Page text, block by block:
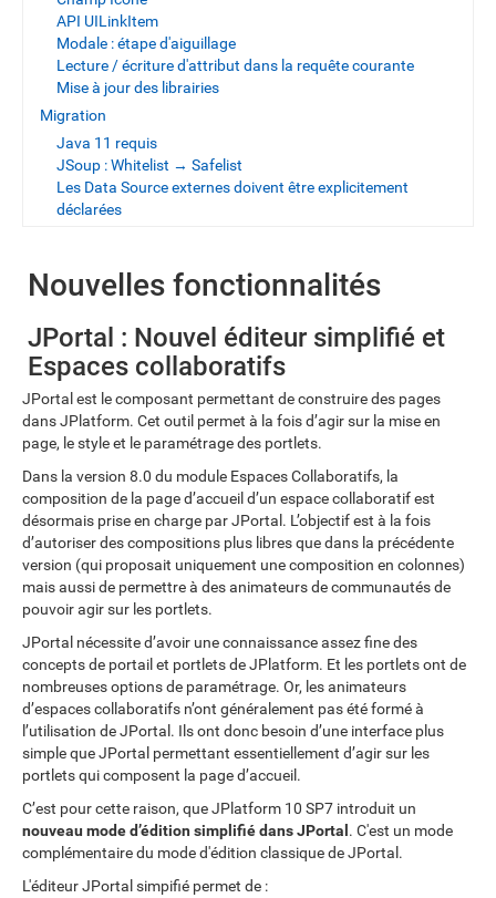
API UILinkItem
Modale : étape d'aiguillage
Lecture / écriture d'attribut dans la requête courante
Mise à jour des librairies
Migration
Java 11 requis
JSoup : Whitelist → Safelist
Les Data Source externes doivent être explicitement
déclarées
Nouvelles fonctionnalités
JPortal : Nouvel éditeur simplifié et
Espaces collaboratifs
JPortal est le composant permettant de construire des pages
dans JPlatform. Cet outil permet à la fois d’agir sur la mise en
page, le style et le paramétrage des portlets.
Dans la version 8.0 du module Espaces Collaboratifs, la
composition de la page d’accueil d’un espace collaboratif est
désormais prise en charge par JPortal. L’objectif est à la fois
d’autoriser des compositions plus libres que dans la précédente
version (qui proposait uniquement une composition en colonnes)
mais aussi de permettre à des animateurs de communautés de
pouvoir agir sur les portlets.
JPortal nécessite d’avoir une connaissance assez fine des
concepts de portail et portlets de JPlatform. Et les portlets ont de
nombreuses options de paramétrage. Or, les animateurs
d’espaces collaboratifs n’ont généralement pas été formé à
l’utilisation de JPortal. Ils ont donc besoin d’une interface plus
simple que JPortal permettant essentiellement d’agir sur les
portlets qui composent la page d’accueil.
C’est pour cette raison, que JPlatform 10 SP7 introduit un
nouveau mode d’édition simplifié dans JPortal . C'est un mode
complémentaire du mode d'édition classique de JPortal.
L'éditeur JPortal simpifié permet de :